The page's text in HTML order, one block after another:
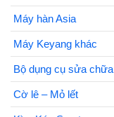
Máy hàn Asia
Máy Keyang khác
Bộ dụng cụ sửa chữa
Cờ lê – Mỏ lết